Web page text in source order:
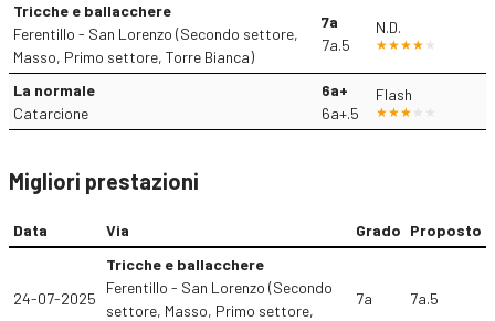
Tricche e ballacchere
Ferentillo - San Lorenzo (Secondo settore,
Masso, Primo settore, Torre Bianca)
7a
7a.5
N.D.
La normale
Catarcione
6a+
6a+.5
Flash
Migliori prestazioni
Data Via Grado Proposto
24-07-2025
Tricche e ballacchere
Ferentillo - San Lorenzo (Secondo
settore, Masso, Primo settore,
7a 7a.5